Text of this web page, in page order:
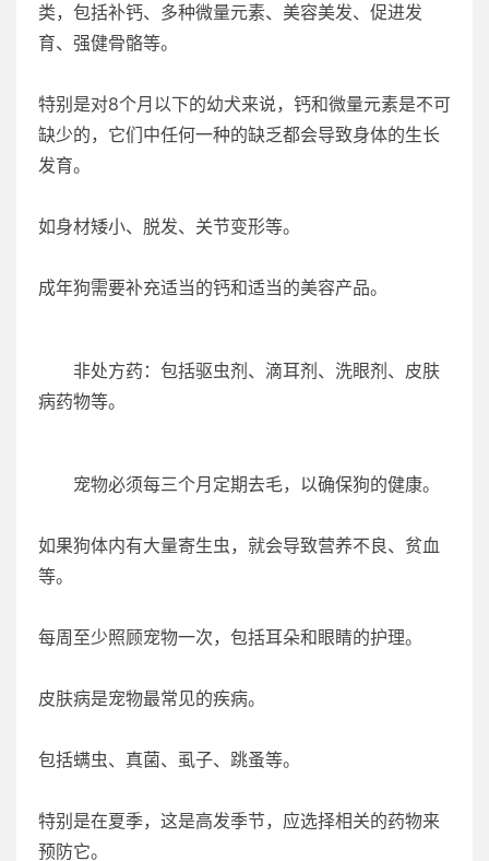
类，包括补钙、多种微量元素、美容美发、促进发
育、强健骨骼等。
特别是对8个月以下的幼犬来说，钙和微量元素是不可
缺少的，它们中任何一种的缺乏都会导致身体的生长
发育。
如身材矮小、脱发、关节变形等。
成年狗需要补充适当的钙和适当的美容产品。
非处方药：包括驱虫剂、滴耳剂、洗眼剂、皮肤
病药物等。
宠物必须每三个月定期去毛，以确保狗的健康。
如果狗体内有大量寄生虫，就会导致营养不良、贫血
等。
每周至少照顾宠物一次，包括耳朵和眼睛的护理。
皮肤病是宠物最常见的疾病。
包括螨虫、真菌、虱子、跳蚤等。
特别是在夏季，这是高发季节，应选择相关的药物来
预防它。